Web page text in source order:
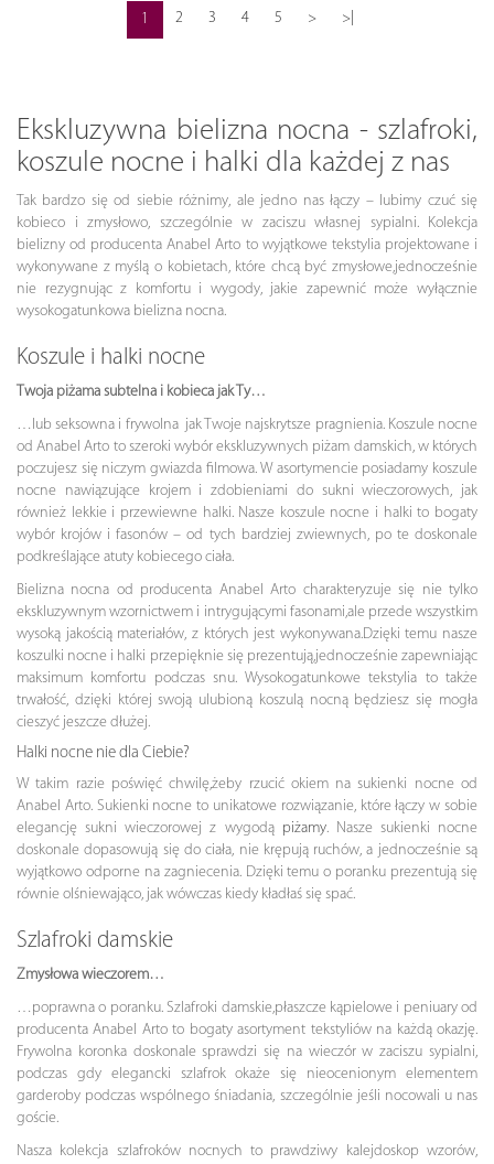
1 2 3 4 5 > >|
Ekskluzywna bielizna nocna - szlafroki,
koszule nocne i halki dla każdej z nas
Tak bardzo się od siebie różnimy, ale jedno nas łączy – lubimy czuć się
kobieco i zmysłowo, szczególnie w zaciszu własnej sypialni. Kolekcja
bielizny od producenta Anabel Arto to wyjątkowe tekstylia projektowane i
wykonywane z myślą o kobietach, które chcą być zmysłowe,jednocześnie
nie rezygnując z komfortu i wygody, jakie zapewnić może wyłącznie
wysokogatunkowa bielizna nocna.
Koszule i halki nocne
Twoja piżama subtelna i kobieca jak Ty…
…lub seksowna i frywolna jak Twoje najskrytsze pragnienia. Koszule nocne
od Anabel Arto to szeroki wybór ekskluzywnych piżam damskich, w których
poczujesz się niczym gwiazda filmowa. W asortymencie posiadamy koszule
nocne nawiązujące krojem i zdobieniami do sukni wieczorowych, jak
również lekkie i przewiewne halki. Nasze koszule nocne i halki to bogaty
wybór krojów i fasonów – od tych bardziej zwiewnych, po te doskonale
podkreślające atuty kobiecego ciała.
Bielizna nocna od producenta Anabel Arto charakteryzuje się nie tylko
ekskluzywnym wzornictwem i intrygującymi fasonami,ale przede wszystkim
wysoką jakością materiałów, z których jest wykonywana.Dzięki temu nasze
koszulki nocne i halki przepięknie się prezentują,jednocześnie zapewniając
maksimum komfortu podczas snu. Wysokogatunkowe tekstylia to także
trwałość, dzięki której swoją ulubioną koszulą nocną będziesz się mogła
cieszyć jeszcze dłużej.
Halki nocne nie dla Ciebie?
W takim razie poświęć chwilę,żeby rzucić okiem na sukienki nocne od
Anabel Arto. Sukienki nocne to unikatowe rozwiązanie, które łączy w sobie
elegancję sukni wieczorowej z wygodą piżamy. Nasze sukienki nocne
doskonale dopasowują się do ciała, nie krępują ruchów, a jednocześnie są
wyjątkowo odporne na zagniecenia. Dzięki temu o poranku prezentują się
równie olśniewająco, jak wówczas kiedy kładłaś się spać.
Szlafroki damskie
Zmysłowa wieczorem…
…poprawna o poranku. Szlafroki damskie,płaszcze kąpielowe i peniuary od
producenta Anabel Arto to bogaty asortyment tekstyliów na każdą okazję.
Frywolna koronka doskonale sprawdzi się na wieczór w zaciszu sypialni,
podczas gdy elegancki szlafrok okaże się nieocenionym elementem
garderoby podczas wspólnego śniadania, szczególnie jeśli nocowali u nas
goście.
Nasza kolekcja szlafroków nocnych to prawdziwy kalejdoskop wzorów,